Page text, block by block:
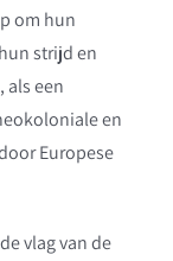
om hun
strijd en
als een
en
Europese
vlag van de